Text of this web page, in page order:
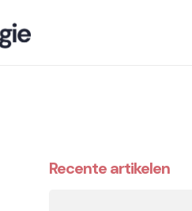
Recente artikelen